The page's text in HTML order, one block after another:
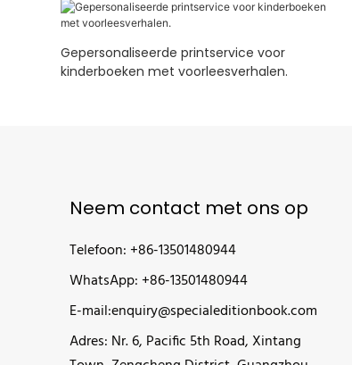
Gepersonaliseerde printservice voor
kinderboeken met voorleesverhalen.
Neem contact met ons op
Telefoon: +86-13501480944
WhatsApp: +86-13501480944
E-mail:enquiry@specialeditionbook.com
Adres: Nr. 6, Pacific 5th Road, Xintang